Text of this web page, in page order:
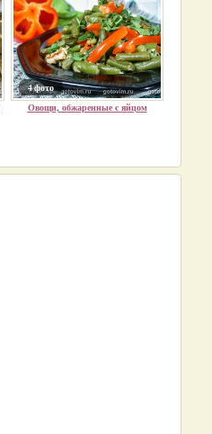
4 фото
Овощи, обжаренные с яйцом